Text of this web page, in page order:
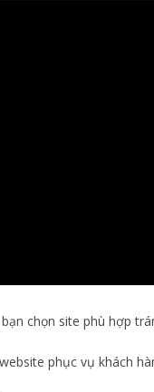
chọn site phù hợp
phục vụ khách